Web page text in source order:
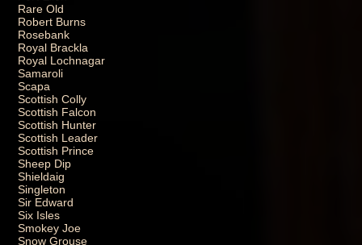
Rare Old
Robert Burns
Rosebank
Royal Brackla
Royal Lochnagar
Samaroli
Scapa
Scottish Colly
Scottish Falcon
Scottish Hunter
Scottish Leader
Scottish Prince
Sheep Dip
Shieldaig
Singleton
Sir Edward
Six Isles
Smokey Joe
Snow Grouse